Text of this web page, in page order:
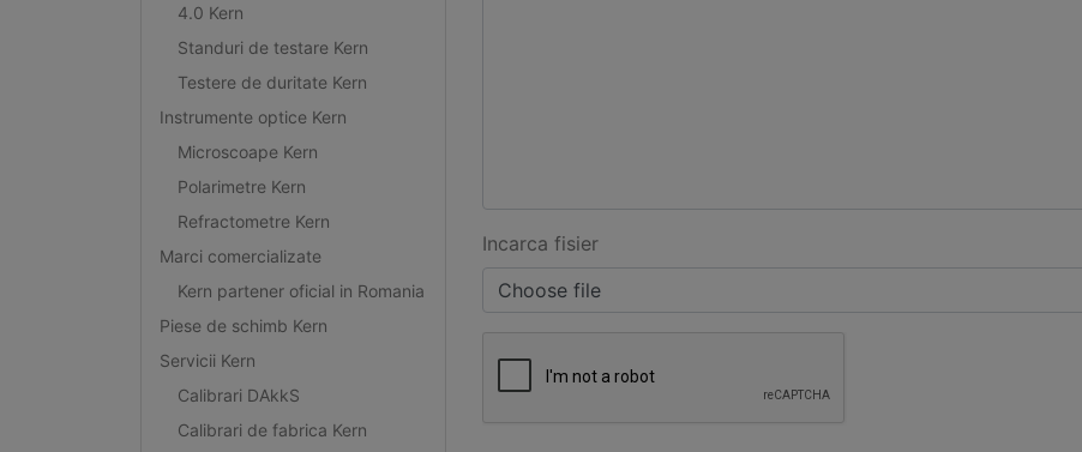
4.0 Kern
Standuri de testare Kern
Testere de duritate Kern
Instrumente optice Kern
Microscoape Kern
Polarimetre Kern
Refractometre Kern
Marci comercializate
Kern partener oficial in Romania
Piese de schimb Kern
Servicii Kern
Calibrari DAkkS
Calibrari de fabrica Kern
Incarca fisier
Choose file